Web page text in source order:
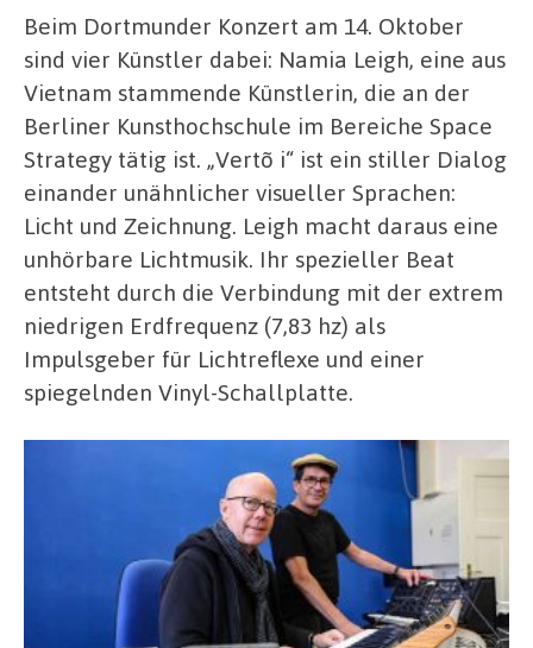
Beim Dortmunder Konzert am 14. Oktober
sind vier Künstler dabei: Namia Leigh, eine aus
Vietnam stammende Künstlerin, die an der
Berliner Kunsthochschule im Bereiche Space
Strategy tätig ist. „Vertõ i“ ist ein stiller Dialog
einander unähnlicher visueller Sprachen:
Licht und Zeichnung. Leigh macht daraus eine
unhörbare Lichtmusik. Ihr spezieller Beat
entsteht durch die Verbindung mit der extrem
niedrigen Erdfrequenz (7,83 hz) als
Impulsgeber für Lichtreflexe und einer
spiegelnden Vinyl-Schallplatte.